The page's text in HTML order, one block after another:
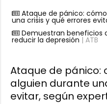
Ataque de pánico:
una crisis y qué errores
Demuestran beneficios
reducir la depresión | ATB
Ataque de pánico:
alguien durante
evitar, según